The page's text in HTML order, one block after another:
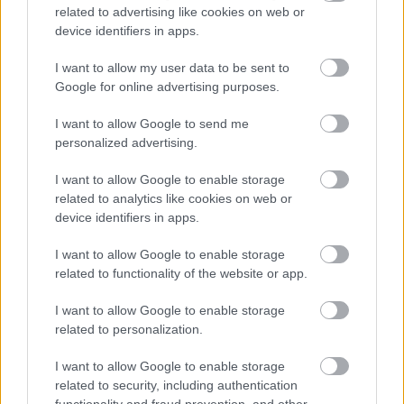
related to advertising like cookies on web or
device identifiers in apps.
I want to allow my user data to be sent to
Google for online advertising purposes.
I want to allow Google to send me
personalized advertising.
I want to allow Google to enable storage
related to analytics like cookies on web or
device identifiers in apps.
I want to allow Google to enable storage
related to functionality of the website or app.
I want to allow Google to enable storage
related to personalization.
I want to allow Google to enable storage
related to security, including authentication
Przed meczami 18. kolejki - Stalowa Wola > Klasa A, gr. II gospodarze
(Azalia Wola Zarczycka) zajmują
Poniżej znajdziesz także ostatnie mecze obu drużyn oraz statystyki
bramkowe.
Azalia Wola Zarczycka vs. GKS Groble - relacja, wynik na żywo,
transmisja
Wynik meczu Azalia Wola Zarczycka - GKS Groble znajdziesz na naszej
stronie zaraz po jego zakończeniu. Jeżeli szukasz informacji meczowych,
zajrzyj tutaj:Azalia Wola Zarczycka vs. GKS Groble - wynik, składy,
strzelcy
Jeżeli w internecie lub TV dostępna jest
albo innych spotkań Stalowa
Wola > Klasa A, gr. II na pewno znajdziesz takie informacje na naszym
portalu. Możliwe jednak, że nigdzie nie pojawi się stream online z tego
Asseco Resovia| Developres Rzeszów |ITA TOOLS Stal Mielec
Cellfast Wilki Krosno| Texom Stal Rzeszów|Stal Mielec